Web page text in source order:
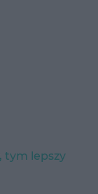
tym lepszy